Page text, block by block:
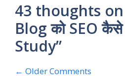
43 thoughts
Blog को SEO
Study”
Comment
← Older Comments